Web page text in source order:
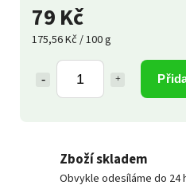
79 Kč
175,56 Kč / 100 g
Zboží skladem
Obvykle odesíláme do 24